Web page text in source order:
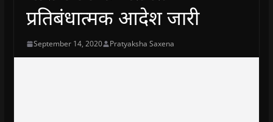
प्रतिबंधात्मक आदेश जारी
September 14, 2020 Pratyaksha Saxena